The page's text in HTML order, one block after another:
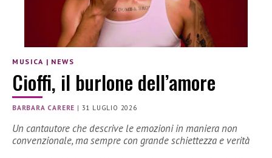
MUSICA | NEWS
Cioffi, il burlone dell’amore
BARBARA CARERE | 31 LUGLIO 2026
Un cantautore che descrive le emozioni in maniera non
convenzionale, ma sempre con grande schiettezza e verità